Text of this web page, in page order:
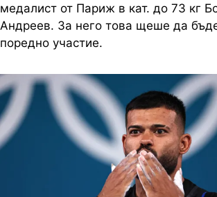
медалист от Париж в кат. до 73 кг
Андреев. За него това щеше да
поредно участие.